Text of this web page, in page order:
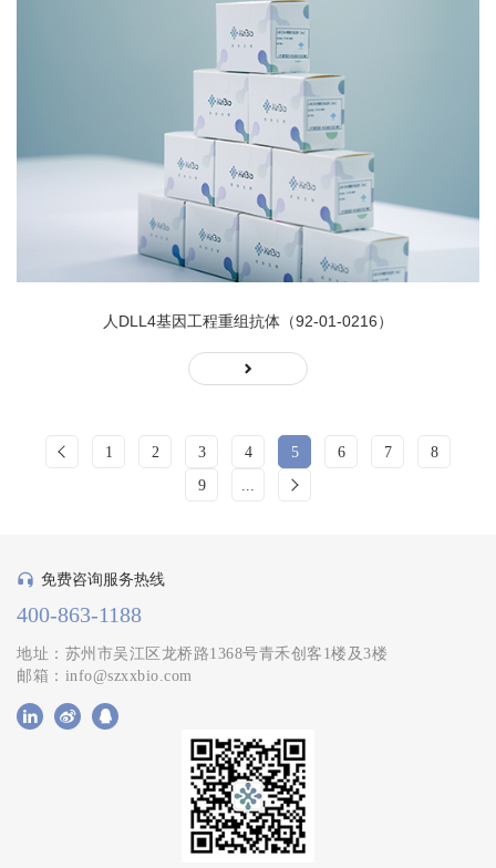
人DLL4基因工程重组抗体（92-01-0216）
1 2 3 4 5 6 7
8
9
...
免费咨询服务热线
400-863-1188
地址：苏州市吴江区龙桥路1368号青禾创客1楼及3楼
邮箱：info@szxxbio.com